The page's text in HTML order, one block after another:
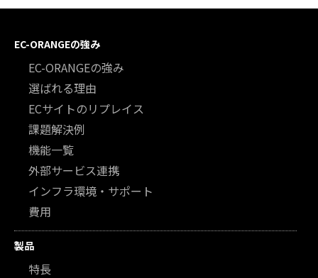
EC-ORANGEの強み
EC-ORANGEの強み
選ばれる理由
ECサイトのリプレイス
課題解決例
機能一覧
外部サービス連携
インフラ環境・サポート
費用
製品
特長